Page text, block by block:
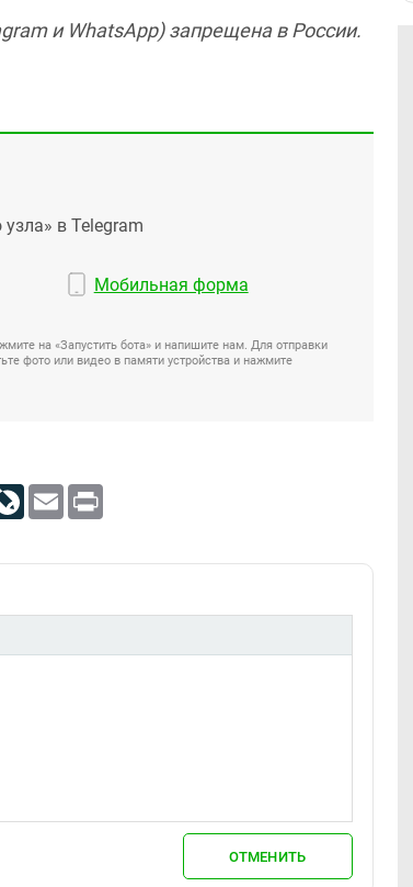
и WhatsApp) запрещена в России.
в Telegram
Мобильная форма
на «Запустить бота» и напишите нам. Для отправки
фото или видео в памяти устройства и нажмите
LiveJournal
Email
ОТМЕНИТЬ